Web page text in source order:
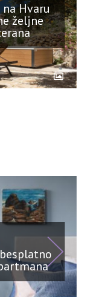
Hvaru
željne